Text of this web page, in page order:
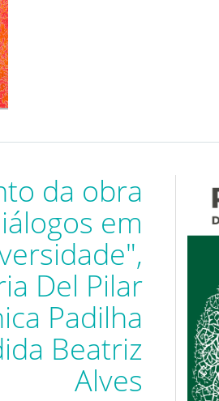
da obra
em
Del Pilar
Padilha
Beatriz
Alves